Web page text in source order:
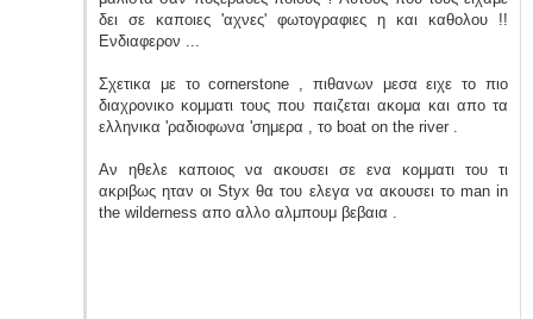
δει σε καποιες 'αχνες' φωτογραφιες η και καθολου !!
Ενδιαφερον ...
Σχετικα με το cornerstone , πιθανων μεσα ειχε το πιο
διαχρονικο κομματι τους που παιζεται ακομα και απο τα
ελληνικα 'ραδιοφωνα 'σημερα , το boat on the river .
Αν ηθελε καποιος να ακουσει σε ενα κομματι του τι
ακριβως ηταν οι Styx θα του ελεγα να ακουσει το man in
the wilderness απο αλλο αλμπουμ βεβαια .